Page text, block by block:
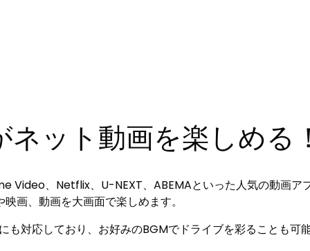
ネット動画を楽しめる
Video、Netflix、U-NEXT、ABEMAといった人気の動画ア
画、動画を大画面で楽しめます。
も対応しており、お好みのBGMでドライブを彩ることも可